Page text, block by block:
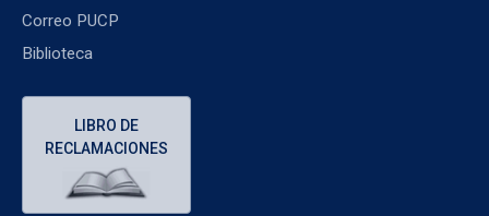
Correo PUCP
Biblioteca
LIBRO DE
RECLAMACIONES